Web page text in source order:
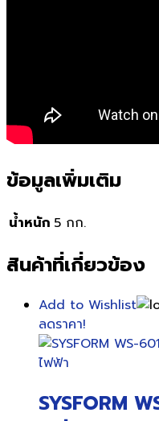
ข้อมูลเพิ่มเติม
น้ำหนัก 5 กก.
สินค้าที่เกี่ยวข้อง
Add to Wishlist
ลดราคา!
SYSFORM